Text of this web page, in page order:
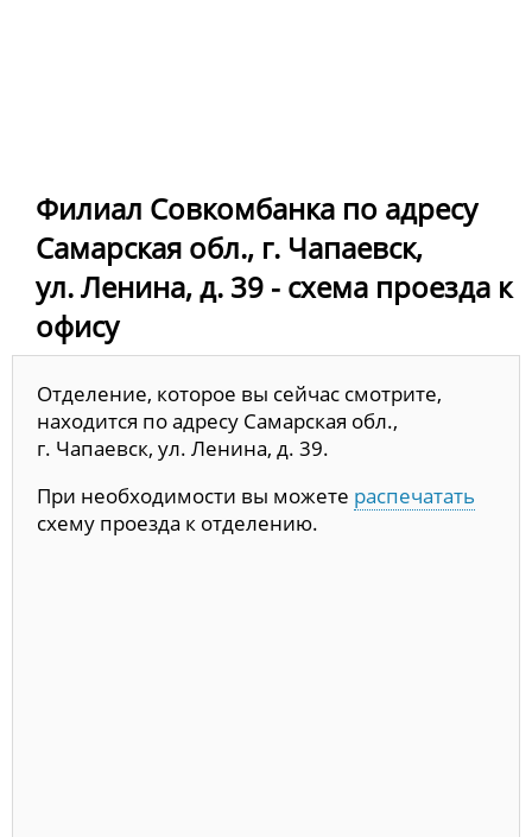
Филиал Совкомбанка по адресу
Самарская обл., г. Чапаевск,
ул. Ленина, д. 39 - схема проезда к
офису
Отделение, которое вы сейчас смотрите,
находится по адресу Самарская обл.,
г. Чапаевск, ул. Ленина, д. 39.
При необходимости вы можете распечатать
схему проезда к отделению.